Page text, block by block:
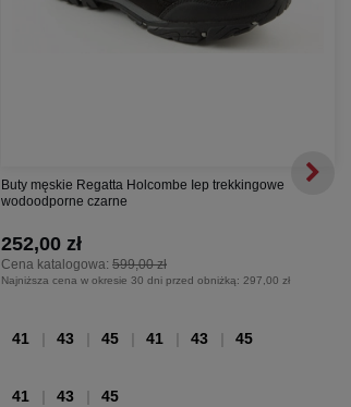
Buty męskie Regatta Holcombe Iep trekkingowe
wodoodporne czarne
Cena katalogowa: 599,00 zł
252,00 zł
Najniższa cena w okresie 30 dni przed obniżką: 297,00 zł
41 43 45 41 43 45
41 43 45